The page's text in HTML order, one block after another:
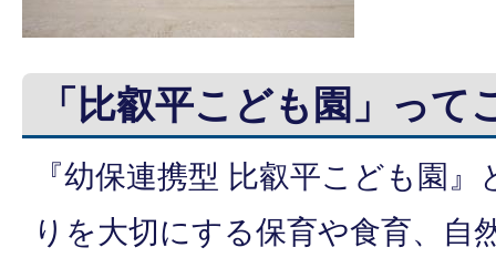
「比叡平こども園」って
『幼保連携型 比叡平こども園
りを大切にする保育や食育、自